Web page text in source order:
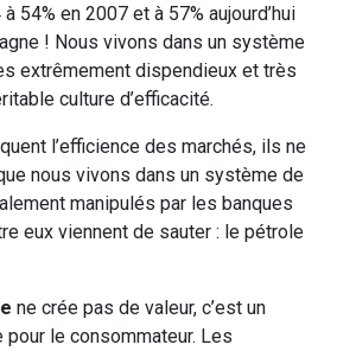
54% en 2007 et à 57% aujourd’hui
! Nous vivons dans un système
extrêmement dispendieux et très
culture d’efficacité.
l’efficience des marchés, ils ne
nous vivons dans un système de
manipulés par les banques
eux viennent de sauter : le pétrole
ne crée pas de valeur, c’est un
le consommateur. Les